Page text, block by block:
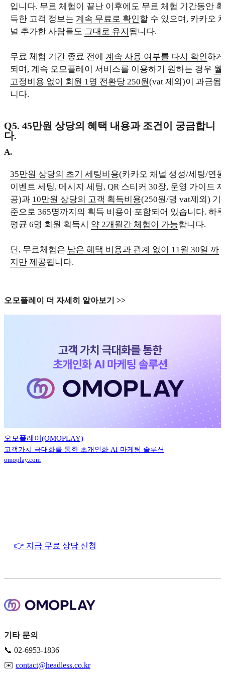
입니다. 무료 체험이 끝난 이후에도 무료 체험 기간동안 획
득한 고객 정보는 계속 무료로 확인할 수 있으며, 카카오
널 추가한 사람들도 그대로 유지 됩니다.
무료 체험 기간 종료 전에 계속 사용 여부를 다시 확인하게
되며, 계속 오모플레이 서비스를 이용하기 원하는 경우 월
고정비용 없이 회원 1명 전환당 250원(vat 제외)이 과금됩
니다.
Q5. 45만원 상당의 혜택 내용과 조건이 궁금합니
다.
A.
35만원 상당의 초기 세팅비용(카카오 채널 생성/세팅/연
이벤트 세팅, 메시지 세팅, QR 스티커 30장, 운영 가이드 제
공)과 10만원 상당의 고객 획득비용(250원/명 vat제외) 기
준으로 365명까지의 획득 비용이 포함되어 있습니다. 하루
평균 6명 회원 획득시 약 2개월간 체험이 가능합니다.
단, 무료체험은 남은 혜택 비용과 관계 없이 11월 30일 까
지만 제공됩니다.
오모플레이 더 자세히 알아보기 >>
오모플레이(OMOPLAY)
고객가치 극대화를 통한 초개인화 AI 마케팅 솔루션
omoplay.com
👉 지금 무료 상담 신청
기타 문의
📞 02-6953-1836
✉️ contact@headless.co.kr